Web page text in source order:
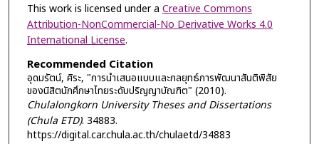
This work is licensed under a Creative Commons
Attribution-NonCommercial-No Derivative Works 4.0
International License.
Recommended Citation
อุดมรัตน์, ศิระ, "การนำเสนอแบบและกลยุทธ์การพัฒนาสันติพิสัย
ของนิสิตนักศึกษาไทยระดับปริญญาบัณฑิต" (2010).
Chulalongkorn University Theses and Dissertations
(Chula ETD). 34883.
https://digital.car.chula.ac.th/chulaetd/34883